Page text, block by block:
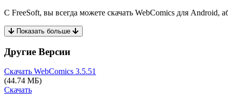
С FreeSoft, вы всегда можете скачать WebComics для Android,
Показать больше
Другие Версии
Скачать WebComics 3.5.51
(44.74 МБ)
Скачать